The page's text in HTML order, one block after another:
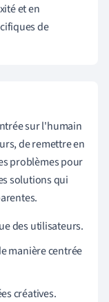
et en
de
sur l'humain
de remettre en
problèmes pour
solutions qui
des utilisateurs.
manière centrée
créatives.